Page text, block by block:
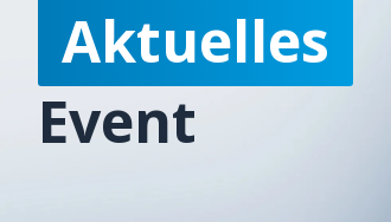
Aktuelles
Event